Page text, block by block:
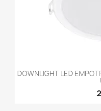
DOWNLIGHT LED